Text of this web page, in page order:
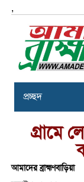
,
প্রচ্ছদ
গ্রামে
আমাদের ব্রাহ্মণবাড়িয়া